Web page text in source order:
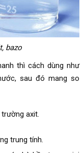
bazo
thì cách dùng như
sau đó mang so
axit.
trung tính.